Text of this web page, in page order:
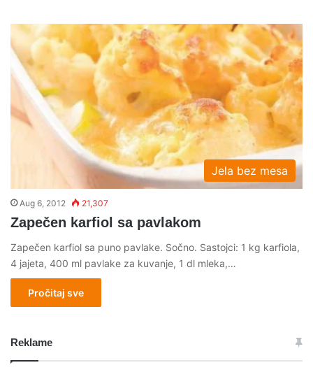
Jela bez mesa
Aug 6, 2012 21,307
Zapečen karfiol sa pavlakom
Zapečen karfiol sa puno pavlake. Sočno. Sastojci: 1 kg karfiola,
4 jajeta, 400 ml pavlake za kuvanje, 1 dl mleka,…
Pročitaj sve
Reklame